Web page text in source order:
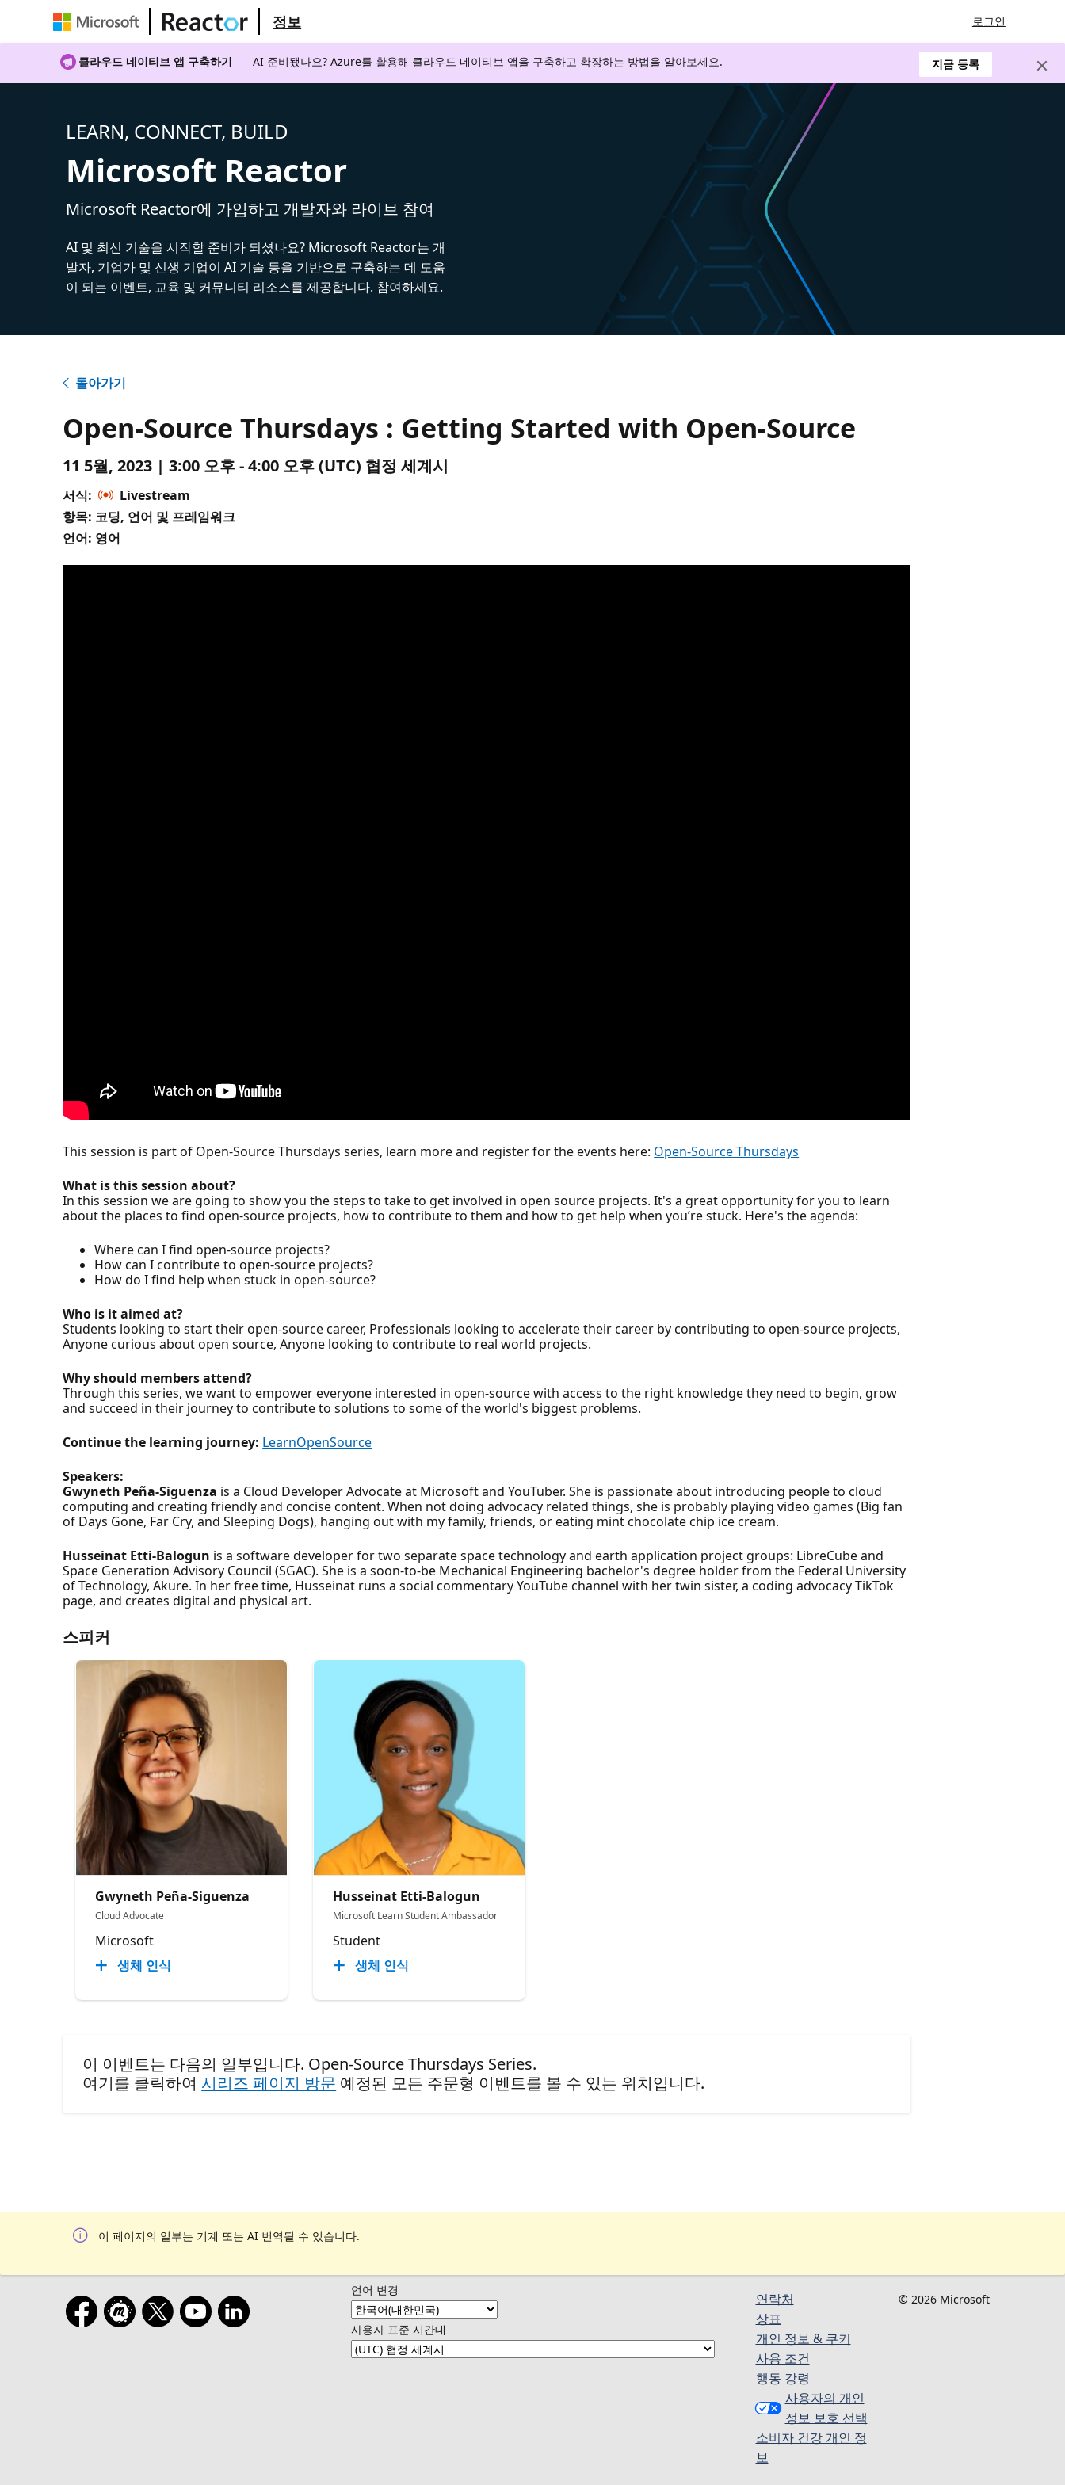
정보 로그인
클라우드 네이티브 앱 구축하기 AI 준비됐나요? Azure를 활용해 클라우드 네이티브 앱을 구축하고 확장하는 방법을 알아보세요. 지금 등록
LEARN, CONNECT, BUILD
Microsoft Reactor
Microsoft Reactor에 가입하고 개발자와 라이브 참여
AI 및 최신 기술을 시작할 준비가 되셨나요? Microsoft Reactor는 개
발자, 기업가 및 신생 기업이 AI 기술 등을 기반으로 구축하는 데 도움
이 되는 이벤트, 교육 및 커뮤니티 리소스를 제공합니다. 참여하세요.
돌아가기
Open-Source Thursdays : Getting Started with Open-Source
11 5월, 2023 | 3:00 오후 - 4:00 오후 (UTC) 협정 세계시
서식:
Livestream
항목: 코딩, 언어 및 프레임워크
언어: 영어
This session is part of Open-Source Thursdays series, learn more and register for the events here: Open-Source Thursdays
What is this session about?
In this session we are going to show you the steps to take to get involved in open source projects. It's a great opportunity for you to learn
about the places to find open-source projects, how to contribute to them and how to get help when you’re stuck. Here's the agenda:
Where can I find open-source projects?
How can I contribute to open-source projects?
How do I find help when stuck in open-source?
Who is it aimed at?
Students looking to start their open-source career, Professionals looking to accelerate their career by contributing to open-source projects,
Anyone curious about open source, Anyone looking to contribute to real world projects.
Why should members attend?
Through this series, we want to empower everyone interested in open-source with access to the right knowledge they need to begin, grow
and succeed in their journey to contribute to solutions to some of the world's biggest problems.
Continue the learning journey: LearnOpenSource
Speakers:
Gwyneth Peña-Siguenza is a Cloud Developer Advocate at Microsoft and YouTuber. She is passionate about introducing people to cloud
computing and creating friendly and concise content. When not doing advocacy related things, she is probably playing video games (Big fan
of Days Gone, Far Cry, and Sleeping Dogs), hanging out with my family, friends, or eating mint chocolate chip ice cream.
Husseinat Etti-Balogun is a software developer for two separate space technology and earth application project groups: LibreCube and
Space Generation Advisory Council (SGAC). She is a soon-to-be Mechanical Engineering bachelor's degree holder from the Federal University
of Technology, Akure. In her free time, Husseinat runs a social commentary YouTube channel with her twin sister, a coding advocacy TikTok
page, and creates digital and physical art.
스피커
Gwyneth Peña-Siguenza
Cloud Advocate
Microsoft
생체 인식
Husseinat Etti-Balogun
Microsoft Learn Student Ambassador
Student
생체 인식
이 이벤트는 다음의 일부입니다. Open-Source Thursdays Series.
여기를 클릭하여 시리즈 페이지 방문 예정된 모든 주문형 이벤트를 볼 수 있는 위치입니다.
이 페이지의 일부는 기계 또는 AI 번역될 수 있습니다.
언어 변경
사용자 표준 시간대
연락처
상표
개인 정보 & 쿠키
사용 조건
행동 강령
사용자의 개인
정보 보호 선택
소비자 건강 개인 정
보
© 2026 Microsoft